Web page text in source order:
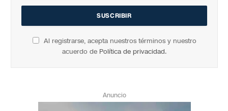
Al registrarse, acepta nuestros términos y nuestro
acuerdo de Política de privacidad.
Anuncio